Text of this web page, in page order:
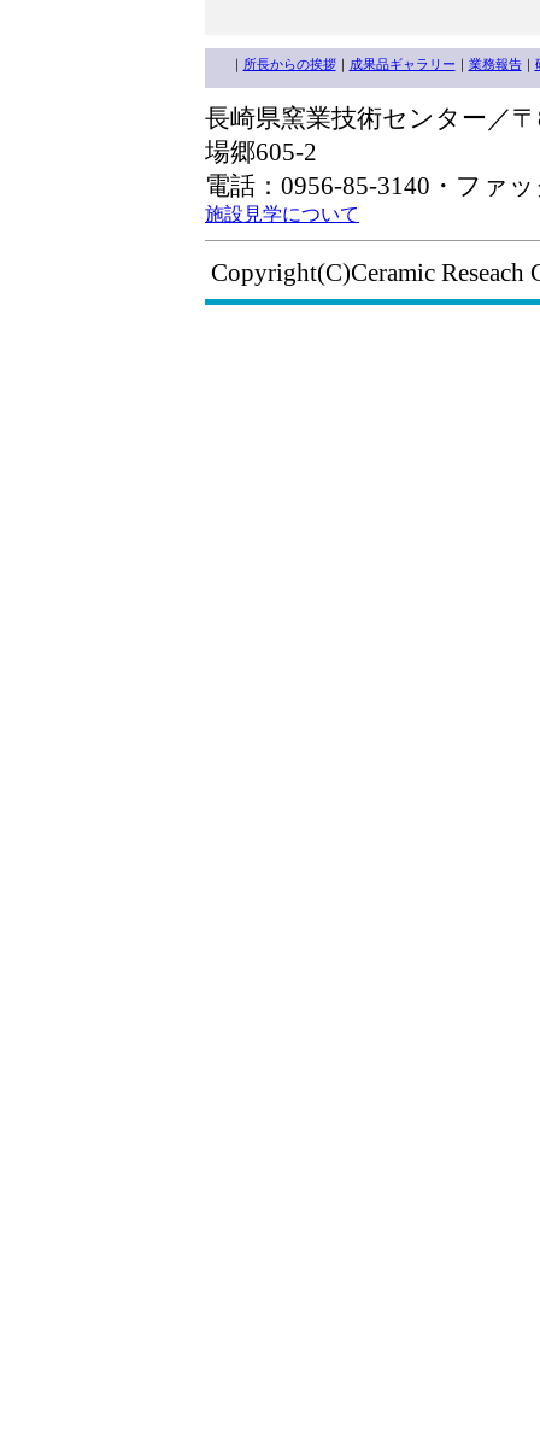
｜ 所長からの挨拶｜ 成果品ギャラリー ｜ 業務報告｜
長崎県窯業技術センター／
場郷605-2
電話：0956-85-3140・ファ
施設見学について
Copyright(C)Ceramic